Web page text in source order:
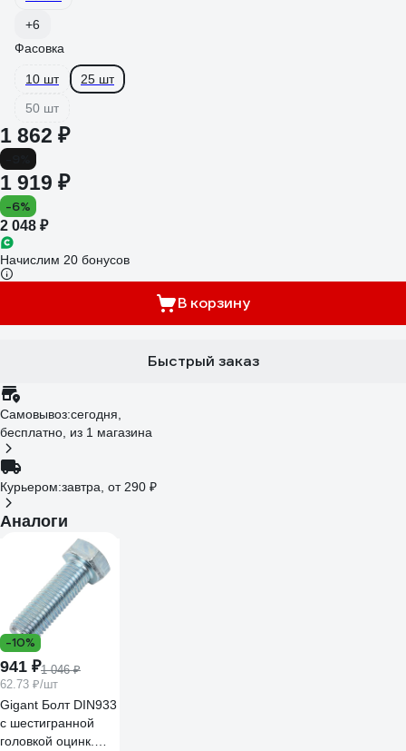
+6
Фасовка
10 шт
25 шт
50 шт
1 862 ₽
1 919 ₽
-6%
2 048 ₽
Начислим 20 бонусов
В корзину
Быстрый заказ
Самовывоз:сегодня,
бесплатно , из 1 магазина
Курьером:завтра, от 290 ₽
Аналоги
-10%
941 ₽1 046 ₽
62.73 ₽/шт
Gigant Болт DIN933
с шестигранной
головкой оцинк.